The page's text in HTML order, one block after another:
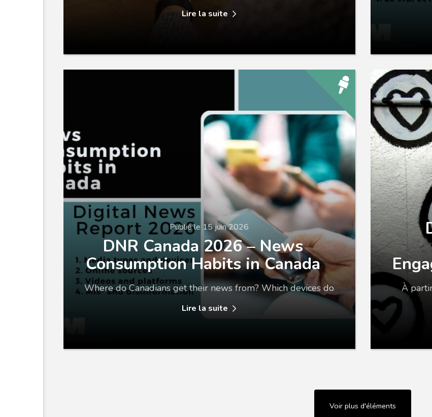
Lire la suite
Publié le 15 juin 2026
DNR Canada 2026 – News
Consumption Habits in Canada
Where do Canadians get their news from? Which devices do
Lire la suite
À
Voir plus d'éléments